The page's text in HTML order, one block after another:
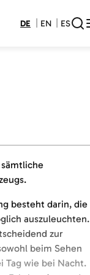
DE EN ES
besteht darin, die
auszuleuchten.
zur
beim Sehen
Tag wie bei Nacht.